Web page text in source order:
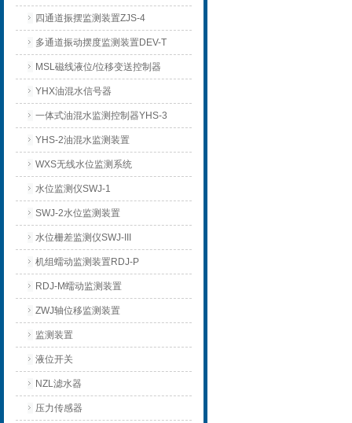
四通道振摆监测装置ZJS-4
多通道振动摆度监测装置DEV-T
MSL磁线液位/位移变送控制器
YHX油混水信号器
一体式油混水监测控制器YHS-3
YHS-2油混水监测装置
WXS无线水位监测系统
水位监测仪SWJ-1
SWJ-2水位监测装置
水位栅差监测仪SWJ-III
机组蠕动监测装置RDJ-P
RDJ-M蠕动监测装置
ZWJ轴位移监测装置
监测装置
液位开关
NZL滤水器
压力传感器